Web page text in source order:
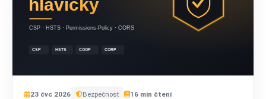
23 čvc 2026 Bezpečnost 16 min čtení